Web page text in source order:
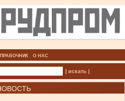
О НАС
| искать |